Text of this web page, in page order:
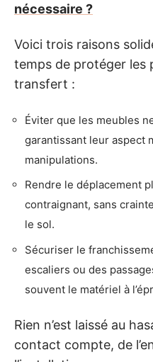
nécessaire ?
Voici trois raisons
temps de protéger les
transfert :
Éviter que les meubles
garantissant leur aspect
manipulations.
Rendre le déplacement
contraignant, sans
le sol.
Sécuriser le
escaliers ou des
souvent le matériel à
Rien n’est laissé au
contact compte, de